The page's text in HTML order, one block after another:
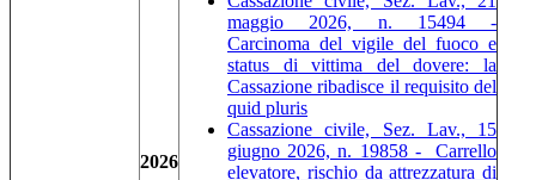
2026
maggio 2026, n. 15494 -
Carcinoma del vigile del fuoco e
status di vittima del dovere: la
Cassazione ribadisce il requisito del
quid pluris
Cassazione civile, Sez. Lav., 15
giugno 2026, n. 19858 - Carrello
elevatore, rischio da attrezzatura di